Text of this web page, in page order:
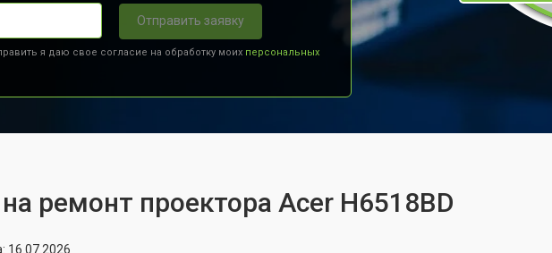
Отправить заявку
я даю свое согласие на обработку моих персональных
ремонт проектора Acer H6518BD
16.07.2026